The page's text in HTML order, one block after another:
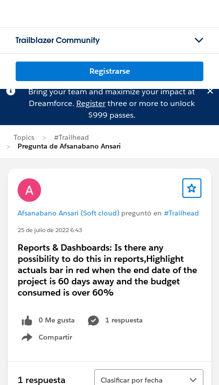
Trailblazer Community
Registrarse
Bring your team and maximize your impact at
Dreamforce. Registerthree or more to unlock
$999 passes.
Topics
#Trailhead
Pregunta de Afsanabano Ansari
Afsanabano Ansari (Soft cloud) preguntó en #Trailhead
25 de julio de 2022 6:43
Reports & Dashboards: Is there any
possibility to do this in reports,Highlight
actuals bar in red when the end date of the
project is 60 days away and the budget
consumed is over 60%
0 Me gusta
1 respuesta
Compartir
Show menu
1 respuesta
Ordenar
Clasificar por fecha